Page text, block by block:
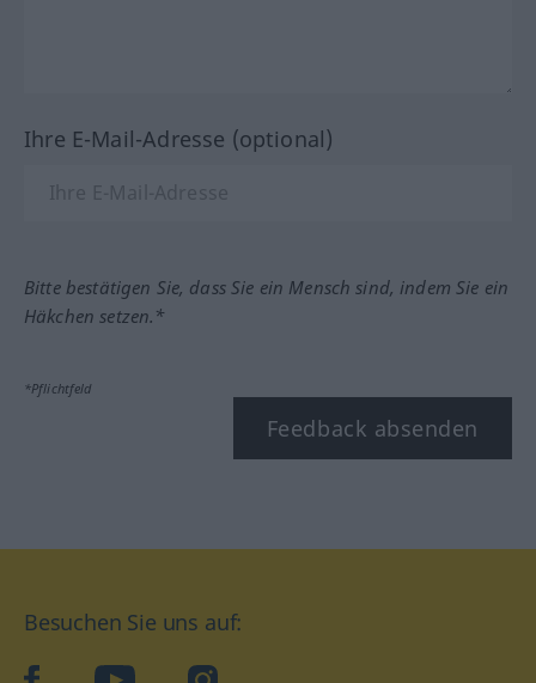
Ihre E-Mail-Adresse (optional)
Bitte bestätigen Sie, dass Sie ein Mensch sind, indem Sie ein
Häkchen setzen.*
*Pflichtfeld
Feedback absenden
Besuchen Sie uns auf: